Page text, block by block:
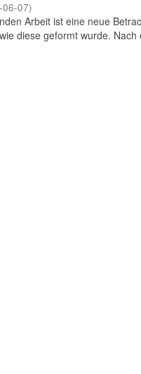
06-07)
Arbeit ist eine neue
diese geformt wurde.